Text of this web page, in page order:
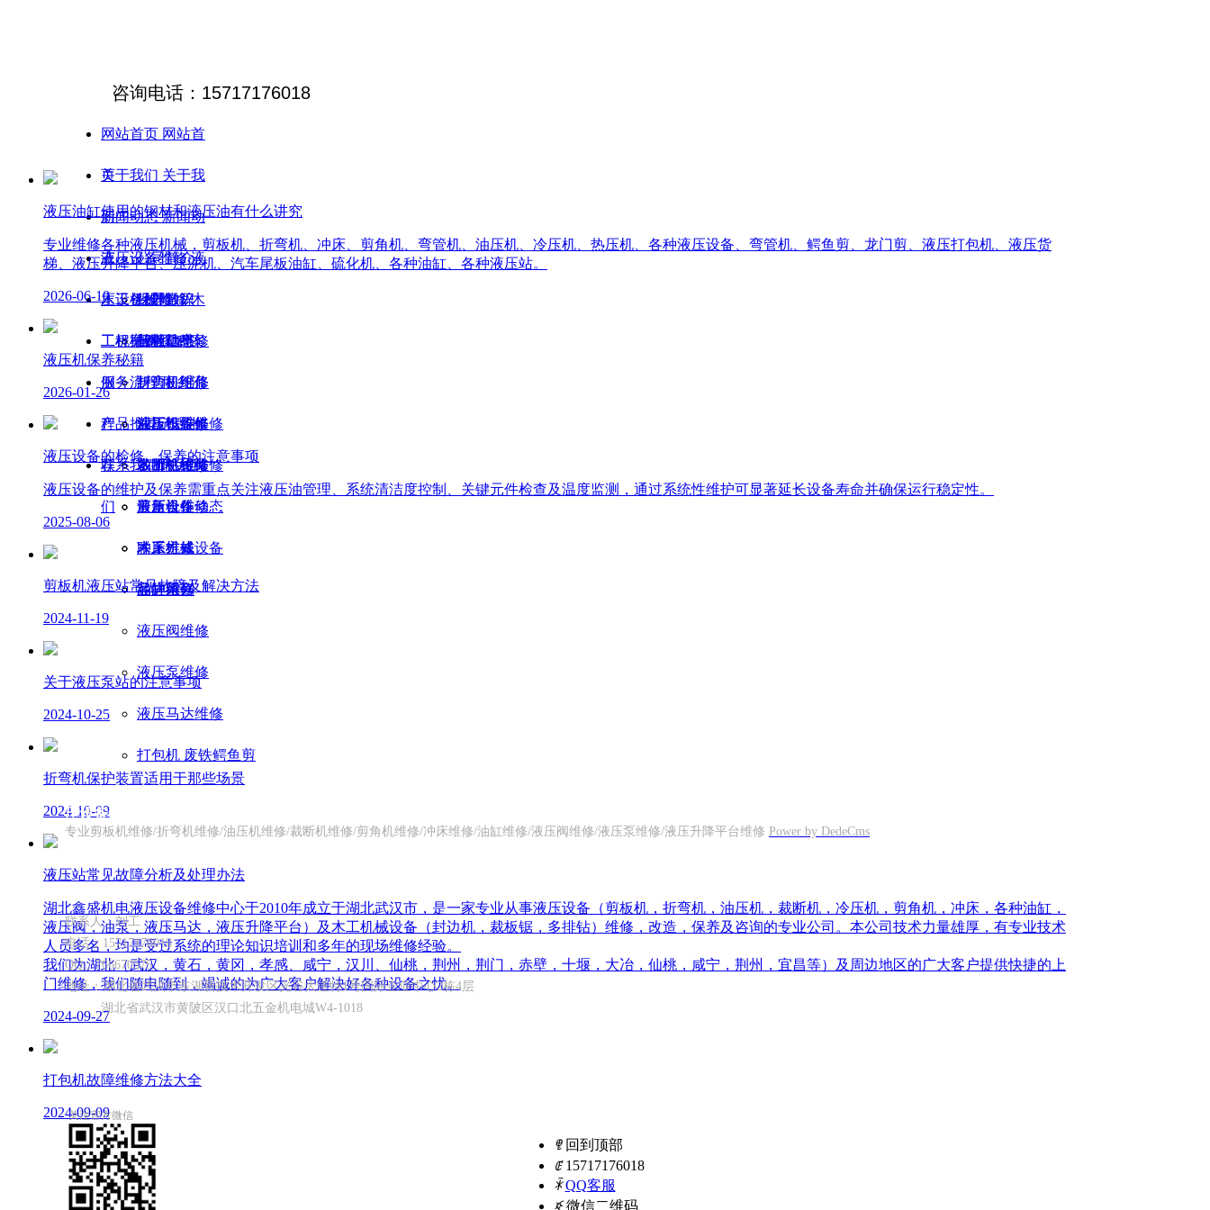
咨询电话：15717176018
网站首页 网站首
页
关于我们 关于我
们
公司简介
经理致辞
招聘信息
新闻动态 新闻动
态
保养常识
行业动态
液压设备维修 液
压设备维修
剪板机维修
折弯机维修
油压机维修
裁断机维修
剪角机维修
冲床维修
油缸维修
液压阀维修
液压泵维修
液压马达维修
打包机 废铁鳄鱼剪
木工机械维修 木
工机械维修
封边机维修
裁板锯维修
多排钻维修
工程案例 工程案
例
液压设备维修
木工机械维修
最新合作动态
服务流程 服务流
程
产品推荐 产品推
荐
液压设备
木工机械设备
品牌系列
联系我们 联系我
们
联系方式
客户留言
液压油缸使用的钢材和液压油有什么讲究
专业维修各种液压机械，剪板机、折弯机、冲床、剪角机、弯管机、油压机、冷压机、热压机、各种液压设备、弯管机、鳄鱼剪、龙门剪、液压打包机、液压货
梯、液压升降平台、压泥机、汽车尾板油缸、硫化机、各种油缸、各种液压站。
2026-06-10
液压机保养秘籍
2026-01-26
液压设备的检修、保养的注意事项
液压设备的维护及保养需重点关注液压油管理、系统清洁度控制、关键元件检查及温度监测，通过系统性维护可显著延长设备寿命并确保运行稳定性。
2025-08-06
剪板机液压站常见故障及解决方法
2024-11-19
关于液压泵站的注意事项
2024-10-25
折弯机保护装置适用于那些场景
2024-10-09
液压站常见故障分析及处理办法
湖北鑫盛机电液压设备维修中心于2010年成立于湖北武汉市，是一家专业从事液压设备（剪板机，折弯机，油压机，裁断机，冷压机，剪角机，冲床，各种油缸，
液压阀，油泵，液压马达，液压升降平台）及木工机械设备（封边机，裁板锯，多排钻）维修，改造，保养及咨询的专业公司。本公司技术力量雄厚，有专业技术
人员多名，均是受过系统的理论知识培训和多年的现场维修经验。
我们为湖北（武汉，黄石，黄冈，孝感、咸宁，汉川、仙桃，荆州，荆门，赤壁，十堰，大冶，仙桃，咸宁，荆州，宜昌等）及周边地区的广大客户提供快捷的上
门维修，我们随电随到，竭诚的为广大客户解决好各种设备之忧。
2024-09-27
打包机故障维修方法大全
2024-09-09
压设备维修中心
专业剪板机维修/折弯机维修/油压机维修/裁断机维修/剪角机维修/冲床维修/油缸维修/液压阀维修/液压泵维修/液压升降平台维修 Power by DedeCms
—
联系人：刘工
电话：15717176018
QQ：766670575
地址：湖北省武汉市东湖新技术开发区光谷大道特1号国际企业中心2栋4层
湖北省武汉市黄陂区汉口北五金机电城W4-1018
关注官方微信
ꁸ 回到顶部
ꂅ 15717176018
ꁗ QQ客服
ꀥ 微信二维码